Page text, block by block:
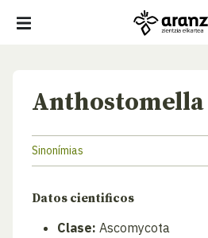
Sinonímias
Datos cientificos
Clase: Ascomycota